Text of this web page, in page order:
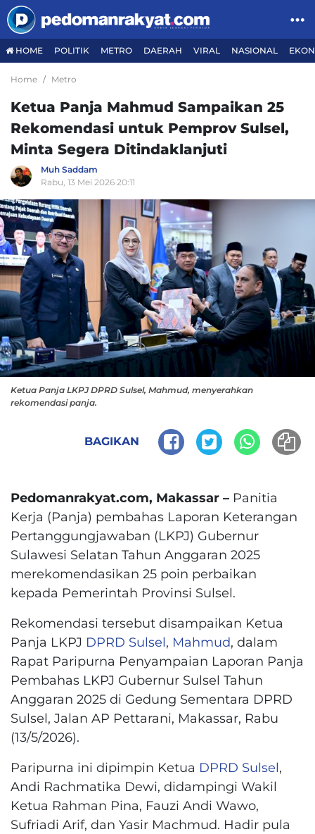
HOME POLITIK METRO DAERAH VIRAL NASIONAL
Home Metro
Ketua Panja Mahmud Sampaikan 25
Rekomendasi untuk Pemprov Sulsel,
Minta Segera Ditindaklanjuti
Muh Saddam
Rabu, 13 Mei 2026 20:11
Ketua Panja LKPJ DPRD Sulsel, Mahmud, menyerahkan
rekomendasi panja.
BAGIKAN
Pedomanrakyat.com, Makassar – Panitia
Kerja (Panja) pembahas Laporan Keterangan
Pertanggungjawaban (LKPJ) Gubernur
Sulawesi Selatan Tahun Anggaran 2025
merekomendasikan 25 poin perbaikan
kepada Pemerintah Provinsi Sulsel.
Rekomendasi tersebut disampaikan Ketua
Panja LKPJ DPRD Sulsel, Mahmud, dalam
Rapat Paripurna Penyampaian Laporan Panja
Pembahas LKPJ Gubernur Sulsel Tahun
Anggaran 2025 di Gedung Sementara DPRD
Sulsel, Jalan AP Pettarani, Makassar, Rabu
(13/5/2026).
Paripurna ini dipimpin Ketua DPRD Sulsel,
Andi Rachmatika Dewi, didampingi Wakil
Ketua Rahman Pina, Fauzi Andi Wawo,
Sufriadi Arif, dan Yasir Machmud. Hadir pula